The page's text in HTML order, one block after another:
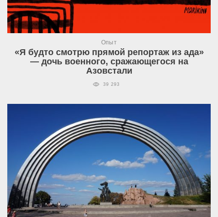
Опыт
«Я будто смотрю прямой репортаж из ада»
— дочь военного, сражающегося на
Азовстали
39 293